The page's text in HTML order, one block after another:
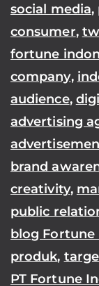
social media,
consumer,
fortune
company,
audience,
advertising
brand
creativity,
public
blog Fortune
produk,
PT Fortune